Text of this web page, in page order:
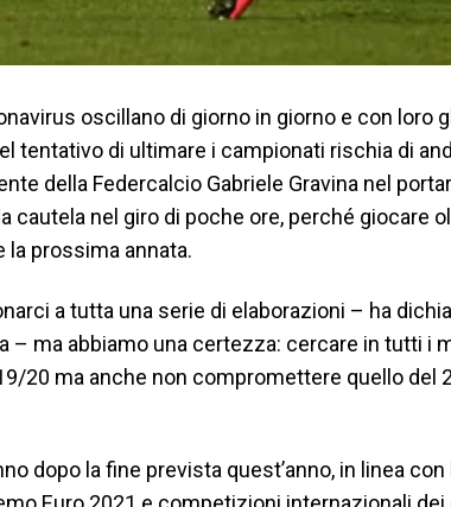
oscillano di giorno in giorno e con loro
tentativo di ultimare i campionati rischia di
della Federcalcio Gabriele Gravina nel
cautela nel giro di poche ore, perché giocare
prossima annata.
a tutta una serie di elaborazioni – ha
– ma abbiamo una certezza: cercare in tutti i
20 ma anche non compromettere quello del
dopo la fine prevista quest’anno, in linea con